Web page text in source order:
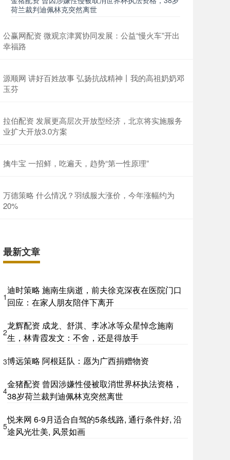
荷兰裁判迪佩林克突然离世
公赢网配资 微观京津冀协同发展：公益“慢火车”开出
幸福路
源顺网 讲好百姓故事 弘扬抗战精神丨我的高祖奶奶邓
玉芬
拉伯配资 发展更高层次开放型经济，北京将实施服务
业扩大开放3.0方案
擒牛宝 一招鲜，吃遍天，趋势“第一性原理”
万德策略 什么情况？羽绒服大涨价，今年涨幅约为
20%
最新文章
1
迪时策略 施南生病逝，前夫徐克深夜在医院门口
回应：在家人朋友陪伴下离开
2
龙辉配资 成龙、舒淇、李冰冰等众星悼念施南
生，林青霞发文：不舍，还是得放手
3博远策略 阿根廷队：愿为广西捐赠物资
4
金猪配资 曾因涉嫌性侵被取消世界杯执法资格，
38岁荷兰裁判迪佩林克突然离世
5
悦来网 6-9月适合自驾的5条线路, 通行条件好, 沿
途风光壮美, 风景如画